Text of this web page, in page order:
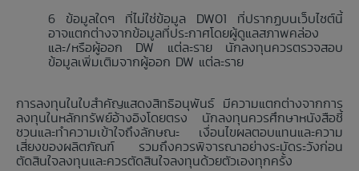
ข้อมูลใดๆ ที่ไม่ใช่ข้อมูล DW01 ที่ปรากฏบนเว็บไซต์นี้
อาจแตกต่างจากข้อมูลที่ประกาศโดยผู้ดูแลสภาพคล่อง
และ/หรือผู้ออก DW แต่ละราย นักลงทุนควรตรวจสอบ
ข้อมูลเพิ่มเติมจากผู้ออก DW แต่ละราย
การลงทุนในใบสำคัญแสดงสิทธิอนุพันธ์ มีความแตกต่างจากการ
ลงทุนในหลักทรัพย์อ้างอิงโดยตรง นักลงทุนควรศึกษาหนังสือชี้
ชวนและทำความเข้าใจถึงลักษณะ เงื่อนไขผลตอบแทนและความ
เสี่ยงของผลิตภัณฑ์ รวมถึงควรพิจารณาอย่างระมัดระวังก่อน
ตัดสินใจลงทุนและควรตัดสินใจลงทุนด้วยตัวเองทุกครั้ง